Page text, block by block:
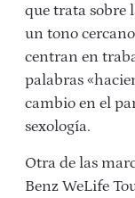
que trata sobre
un tono
centran en
palabras
cambio en el
sexología.
Otra de las
Benz WeLife